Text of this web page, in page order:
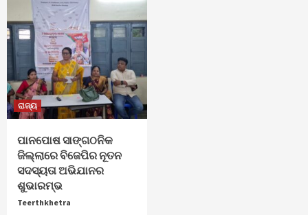
ରାଜ୍ୟ
ପାନପୋଷ ସାଙ୍ଗଠନିକ
ଜିଲ୍ଲାରେ ବିଜେପିର ନୂତନ
ସଦସ୍ୟତା ଅଭିଯାନର
ଶୁଭାରମ୍ଭ
Teerthkhetra